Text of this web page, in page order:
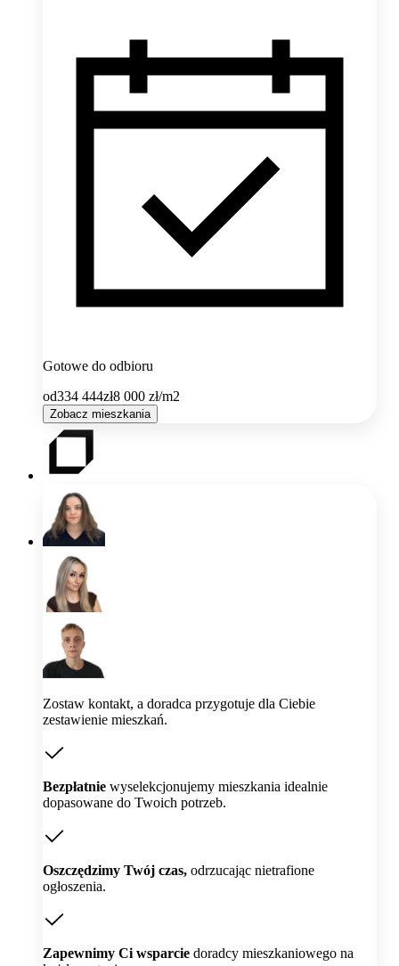
Gotowe do odbioru
od334 444zł8 000 zł/m2
Zobacz mieszkania
Zostaw kontakt, a doradca przygotuje dla Ciebie
zestawienie mieszkań.
Bezpłatnie wyselekcjonujemy mieszkania idealnie
dopasowane do Twoich potrzeb.
Oszczędzimy Twój czas, odrzucając nietrafione
ogłoszenia.
Zapewnimy Ci wsparcie doradcy mieszkaniowego na